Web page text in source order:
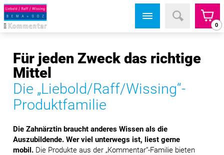
0
Für jeden Zweck das richtige
Mittel
Die „Liebold/Raff/Wissing“-
Produktfamilie
Die Zahnärztin braucht anderes Wissen als die
Auszubildende. Wer viel unterwegs ist, liest gerne
mobil. Die Produkte aus der „Kommentar“-Familie bieten